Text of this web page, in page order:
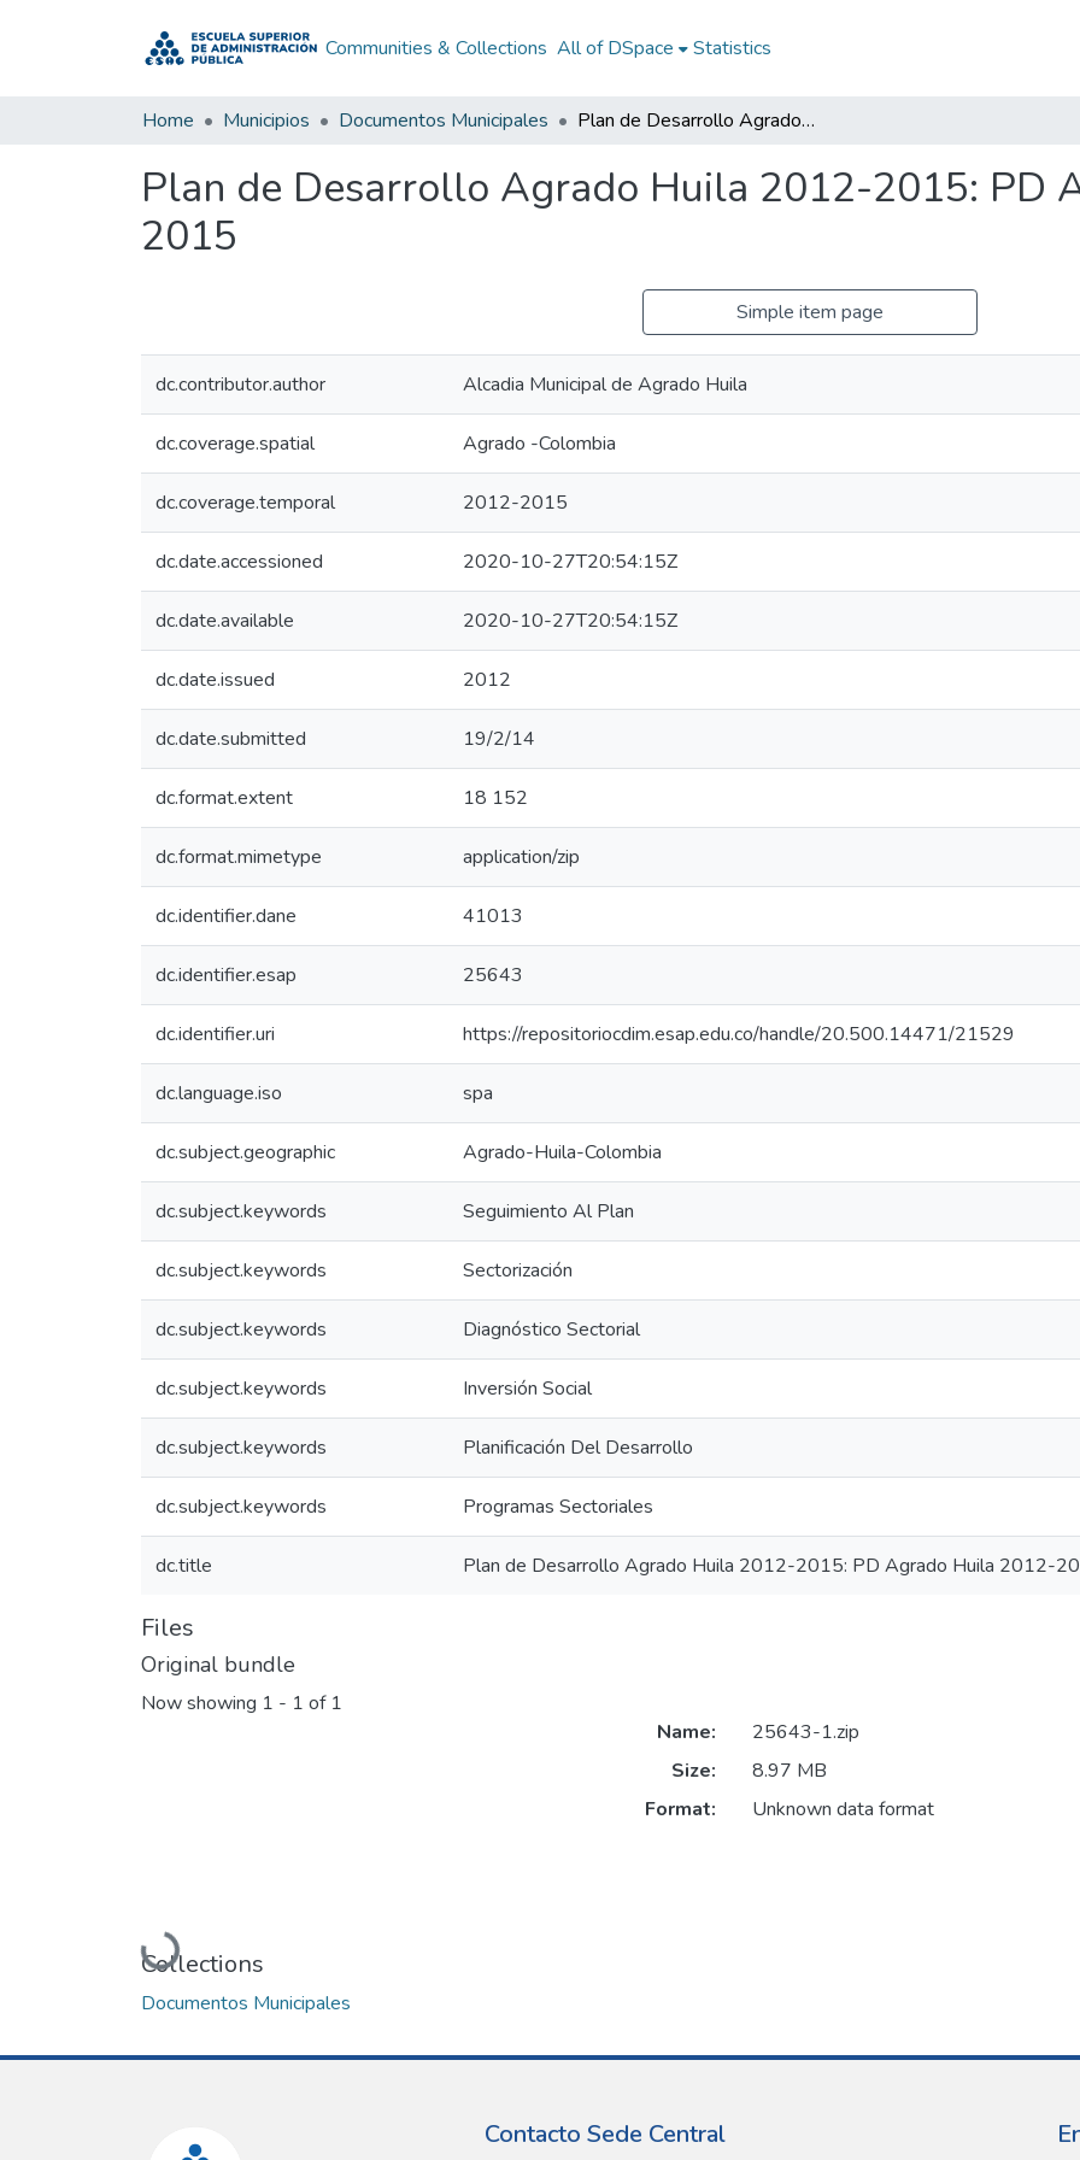
Communities & Collections All of DSpace Statistics
Home Municipios Documentos Municipales Plan de Desarrollo Agrado Huila 2012-2015: PD Agrado Huila 2012-2015
Plan de Desarrollo Agrado Huila 2012-2015: PD
2015
Simple item page
dc.contributor.author Alcadia Municipal de Agrado Huila
dc.coverage.spatial Agrado -Colombia
dc.coverage.temporal 2012-2015
dc.date.accessioned 2020-10-27T20:54:15Z
dc.date.available 2020-10-27T20:54:15Z
dc.date.issued 2012
dc.date.submitted 19/2/14
dc.format.extent 18 152
dc.format.mimetype application/zip
dc.identifier.dane 41013
dc.identifier.esap 25643
dc.identifier.uri https://repositoriocdim.esap.edu.co/handle/20.500.14471/21529
dc.language.iso spa
dc.subject.geographic Agrado-Huila-Colombia
dc.subject.keywords Seguimiento Al Plan
dc.subject.keywords Sectorización
dc.subject.keywords Diagnóstico Sectorial
dc.subject.keywords Inversión Social
dc.subject.keywords Planificación Del Desarrollo
dc.subject.keywords Programas Sectoriales
dc.title Plan de Desarrollo Agrado Huila 2012-2015: PD Agrado Huila 2012-
Files
Original bundle
Now showing 1 - 1 of 1
Loading...
Name:
25643-1.zip
Size:
8.97 MB
Format:
Unknown data format
Collections
Documentos Municipales
Contacto Sede Central